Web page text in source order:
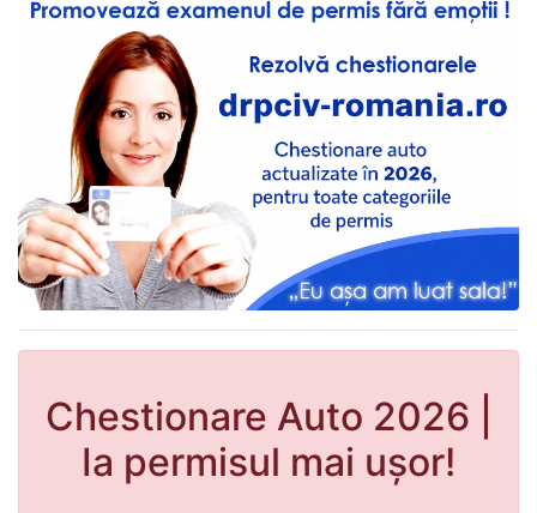
Chestionare Auto 2026 |
Ia permisul mai uşor!